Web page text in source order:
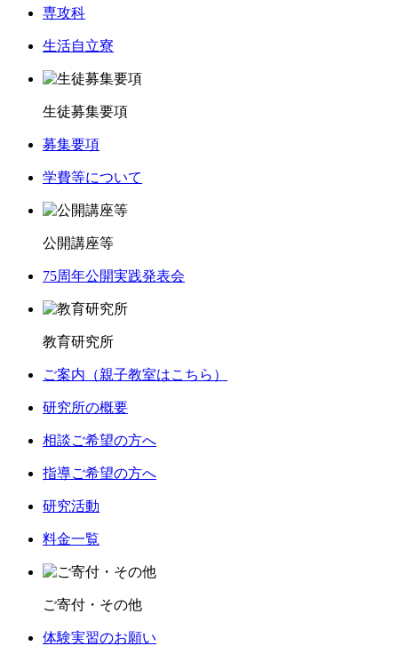
専攻科
生活自立寮
生徒募集要項
募集要項
学費等について
公開講座等
75周年公開実践発表会
教育研究所
ご案内（親子教室はこちら）
研究所の概要
相談ご希望の方へ
指導ご希望の方へ
研究活動
料金一覧
ご寄付・その他
体験実習のお願い